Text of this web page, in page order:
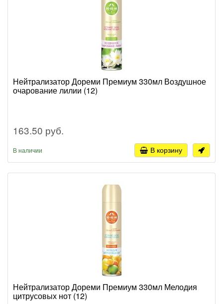
Нейтрализатор Дореми Премиум 330мл Воздушное
очарование лилии (12)
163.50 руб.
В наличии В корзину
Нейтрализатор Дореми Премиум 330мл Мелодия
цитрусовых нот (12)